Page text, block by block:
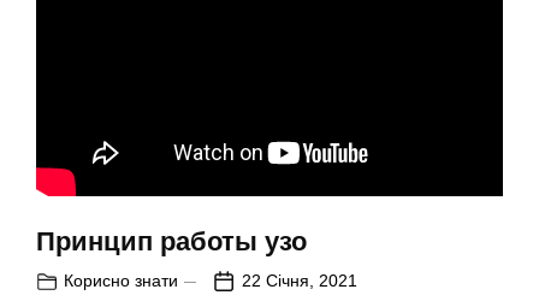
Принцип работы узо
Корисно знати 22 Січня, 2021